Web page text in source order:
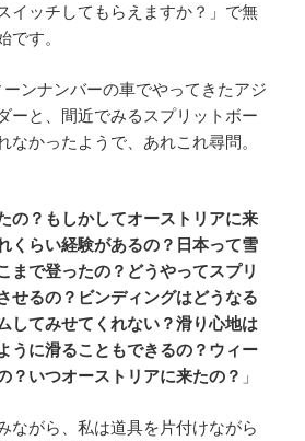
イッチしてもらえますか？」で無
です。
ンナンバーの車でやってきたアジ
ーと、間近でみるスプリットボー
なかったようで、あれこれ尋問。
の？もしかしてオーストリアに来
くらい経験があるの？日本って雪
まで登ったの？どうやってスプリ
せるの？ビンディングはどうなる
してみせてくれない？滑り心地は
うに滑ることもできるの？ウィー
？いつオーストリアに来たの？ 」
ながら、私は道具を片付けながら